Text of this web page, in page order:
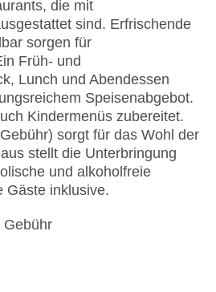
Zimmer: 500
Aquapark: ohne Gebühr,
Pool, Sonnenschirme am
Liegen am Pool: ohne
ohne Gebühr,
Visa
Sterne
die mit
sind. Erfrischende
sorgen für
Früh- und
Lunch und Abendessen
Speisenabgebot.
Kindermenüs zubereitet.
sorgt für das Wohl der
stellt die Unterbringung
und alkoholfreie
Gäste inklusive.
Gebühr